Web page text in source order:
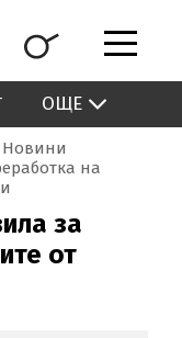
ОЩЕ
Новини
на
за
от